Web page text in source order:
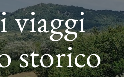
viaggi
storico